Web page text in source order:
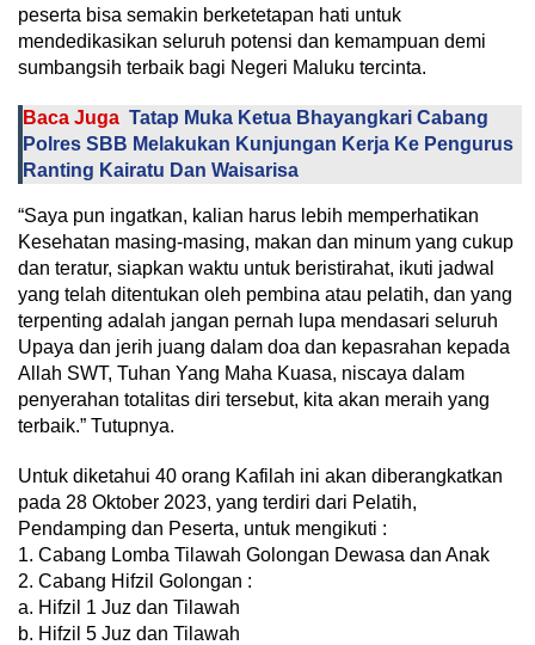
peserta bisa semakin berketetapan hati untuk
mendedikasikan seluruh potensi dan kemampuan demi
sumbangsih terbaik bagi Negeri Maluku tercinta.
Baca Juga Tatap Muka Ketua Bhayangkari Cabang
Polres SBB Melakukan Kunjungan Kerja Ke Pengurus
Ranting Kairatu Dan Waisarisa
“Saya pun ingatkan, kalian harus lebih memperhatikan
Kesehatan masing-masing, makan dan minum yang cukup
dan teratur, siapkan waktu untuk beristirahat, ikuti jadwal
yang telah ditentukan oleh pembina atau pelatih, dan yang
terpenting adalah jangan pernah lupa mendasari seluruh
Upaya dan jerih juang dalam doa dan kepasrahan kepada
Allah SWT, Tuhan Yang Maha Kuasa, niscaya dalam
penyerahan totalitas diri tersebut, kita akan meraih yang
terbaik.” Tutupnya.
Untuk diketahui 40 orang Kafilah ini akan diberangkatkan
pada 28 Oktober 2023, yang terdiri dari Pelatih,
Pendamping dan Peserta, untuk mengikuti :
1. Cabang Lomba Tilawah Golongan Dewasa dan Anak
2. Cabang Hifzil Golongan :
a. Hifzil 1 Juz dan Tilawah
b. Hifzil 5 Juz dan Tilawah